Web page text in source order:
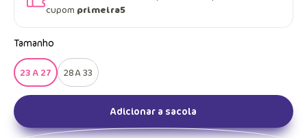
cupom primeira5
Tamanho
23 A 27 28 A 33